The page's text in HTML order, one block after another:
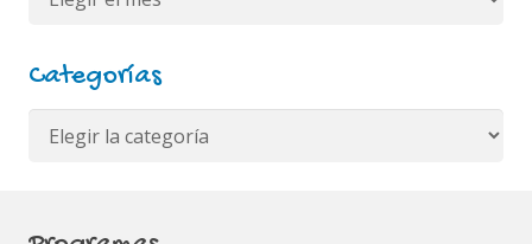
Categorías
Categorías